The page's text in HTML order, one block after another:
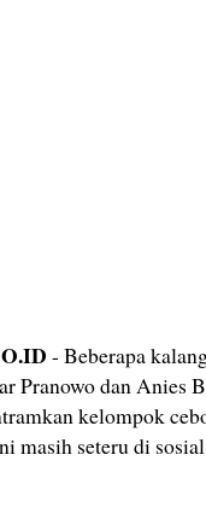
- Beberapa
Pranowo dan Anies
kelompok
masih seteru di